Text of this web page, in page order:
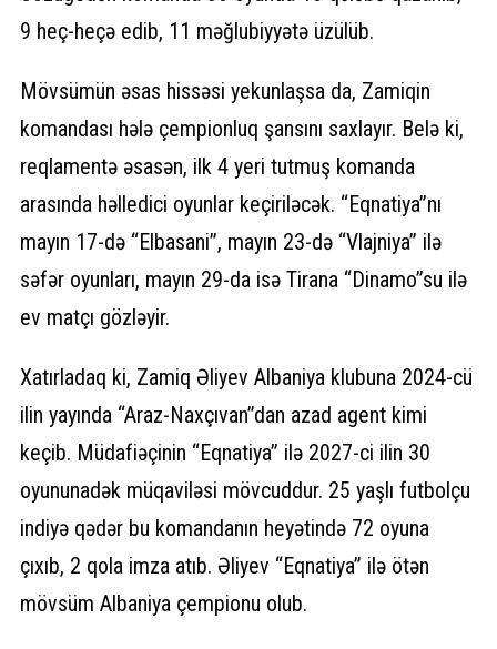
9 heç-heçə edib, 11 məğlubiyyətə üzülüb.
Mövsümün əsas hissəsi yekunlaşsa da, Zamiqin
komandası hələ çempionluq şansını saxlayır. Belə ki,
reqlamentə əsasən, ilk 4 yeri tutmuş komanda
arasında həlledici oyunlar keçiriləcək. “Eqnatiya”nı
mayın 17-də “Elbasani”, mayın 23-də “Vlajniya” ilə
səfər oyunları, mayın 29-da isə Tirana “Dinamo”su ilə
ev matçı gözləyir.
Xatırladaq ki, Zamiq Əliyev Albaniya klubuna 2024-cü
ilin yayında “Araz-Naxçıvan”dan azad agent kimi
keçib. Müdafiəçinin “Eqnatiya” ilə 2027-ci ilin 30
oyununadək müqaviləsi mövcuddur. 25 yaşlı futbolçu
indiyə qədər bu komandanın heyətində 72 oyuna
çıxıb, 2 qola imza atıb. Əliyev “Eqnatiya” ilə ötən
mövsüm Albaniya çempionu olub.